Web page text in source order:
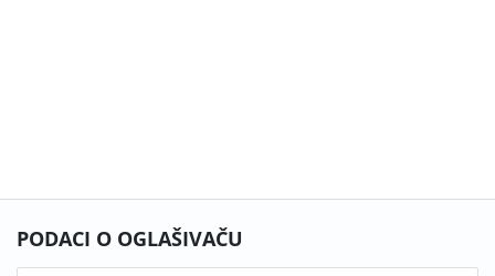
PODACI O OGLAŠIVAČU